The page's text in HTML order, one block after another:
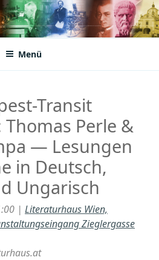
Societies
Menü
Transit
Perle &
— Lesungen
in Deutsch,
Ungarisch
| Literaturhaus Wien,
Zieglergasse